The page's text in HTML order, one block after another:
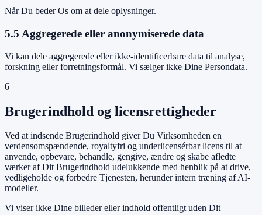
Når Du beder Os om at dele oplysninger.
5.5 Aggregerede eller anonymiserede data
Vi kan dele aggregerede eller ikke-identificerbare data til analyse,
forskning eller forretningsformål. Vi sælger ikke Dine Persondata.
6
Brugerindhold og licensrettigheder
Ved at indsende Brugerindhold giver Du Virksomheden en
verdensomspændende, royaltyfri og underlicensérbar licens til at
anvende, opbevare, behandle, gengive, ændre og skabe afledte
værker af Dit Brugerindhold udelukkende med henblik på at drive,
vedligeholde og forbedre Tjenesten, herunder intern træning af AI-
modeller.
Vi viser ikke Dine billeder eller indhold offentligt uden Dit